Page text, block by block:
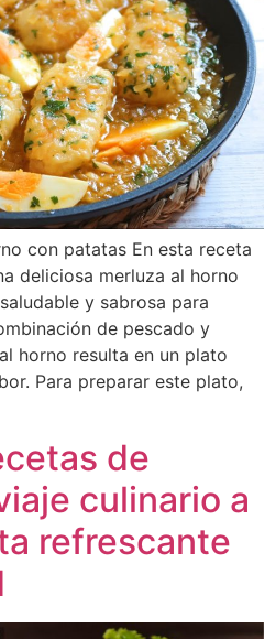
con patatas En esta receta
deliciosa merluza al horno
y sabrosa para
de pescado y
horno resulta en un plato
Para preparar este plato,
de
culinario a
refrescante